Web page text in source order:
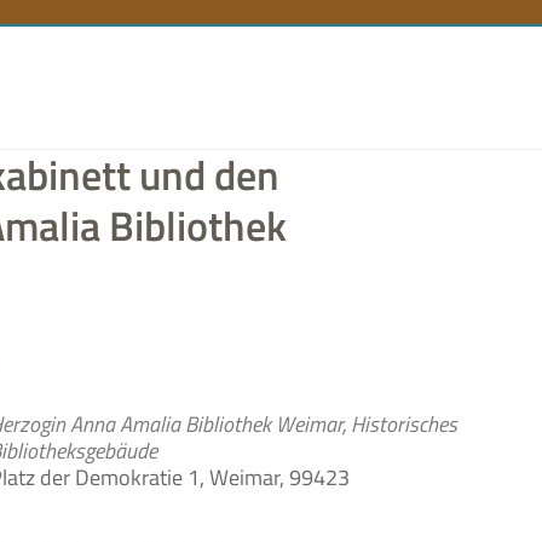
und den
Bibliothek
Anna Ama­lia Biblio­thek Wei­mar, Histo­ri­sches
der Demo­kra­tie 1, Wei­mar, 99423